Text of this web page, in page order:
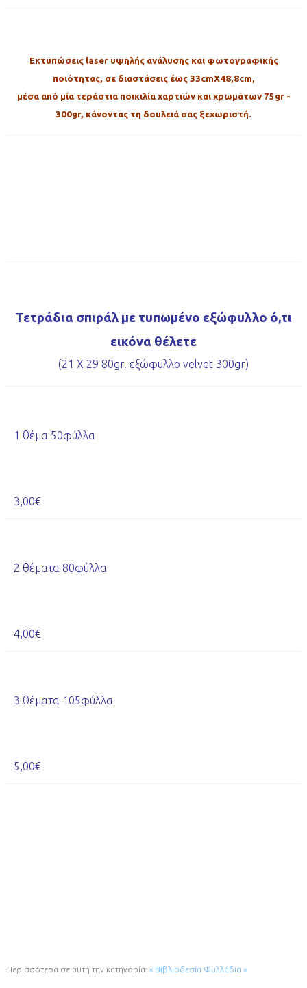
Εκτυπώσεις laser υψηλής ανάλυσης και φωτογραφικής
ποιότητας, σε διαστάσεις έως 33cmX48,8cm,
μέσα από μία τεράστια ποικιλία χαρτιών και χρωμάτων 75gr -
300gr, κάνοντας τη δουλειά σας ξεχωριστή.
Τετράδια σπιράλ με τυπωμένο εξώφυλλο ό,τι
εικόνα θέλετε
(21 X 29 80gr. εξώφυλλο velvet 300gr)
1 θέμα 50φύλλα
3,00€
2 θέματα 80φύλλα
4,00€
3 θέματα 105φύλλα
5,00€
Περισσότερα σε αυτή την κατηγορία: « Βιβλιοδεσία Φυλλάδια »